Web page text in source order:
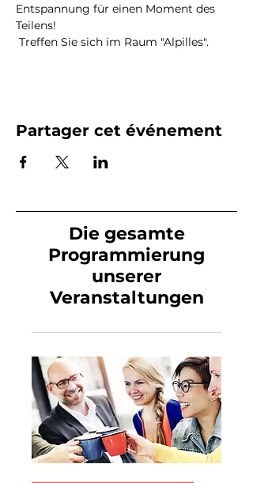
Entspannung für einen Moment des
Teilens!
Treffen Sie sich im Raum "Alpilles".
Partager cet événement
Die gesamte
Programmierung
unserer
Veranstaltungen